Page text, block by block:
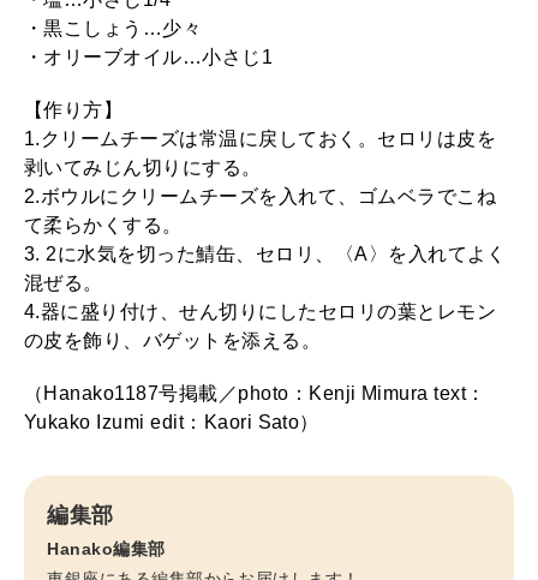
・黒こしょう…少々
・オリーブオイル…小さじ1
【作り方】
1.クリームチーズは常温に戻しておく。セロリは皮を
剥いてみじん切りにする。
2.ボウルにクリームチーズを入れて、ゴムベラでこね
て柔らかくする。
3. 2に水気を切った鯖缶、セロリ、〈A〉を入れてよく
混ぜる。
4.器に盛り付け、せん切りにしたセロリの葉とレモン
の皮を飾り、バゲットを添える。
（Hanako1187号掲載／photo：Kenji Mimura text：
Yukako Izumi edit：Kaori Sato）
編集部
Hanako編集部